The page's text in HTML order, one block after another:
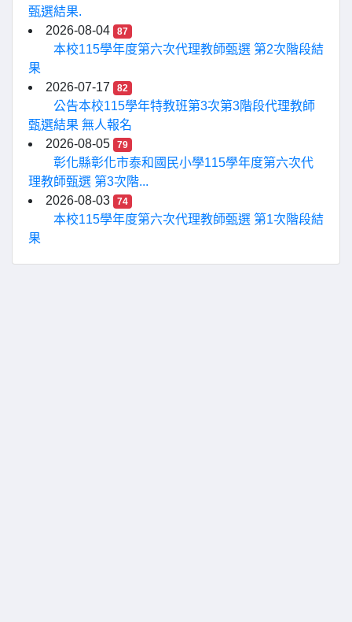
甄選結果.
2026-08-04
87
本校115學年度第六次代理教師甄選 第2次階段結
果
2026-07-17
82
公告本校115學年特教班第3次第3階段代理教師
甄選結果 無人報名
2026-08-05
79
彰化縣彰化市泰和國民小學115學年度第六次代
理教師甄選 第3次階...
2026-08-03
74
本校115學年度第六次代理教師甄選 第1次階段結
果